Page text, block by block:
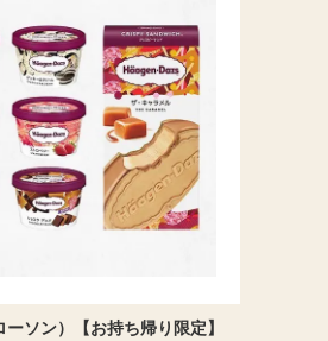
ソン）【お持ち帰り限定】